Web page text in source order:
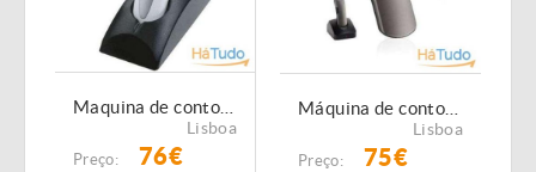
Lisboa
Preço: 76€
Lisboa
Preço: 75€